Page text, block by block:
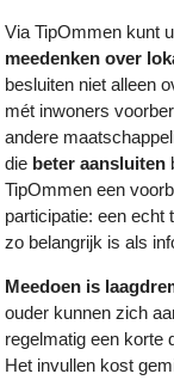
Via TipOmmen kunt
meedenken over
besluiten niet alleen
mét inwoners
andere
die beter aansluiten
TipOmmen een
participatie: een echt
zo belangrijk is als
Meedoen is
ouder kunnen zich
regelmatig een korte
Het invullen kost